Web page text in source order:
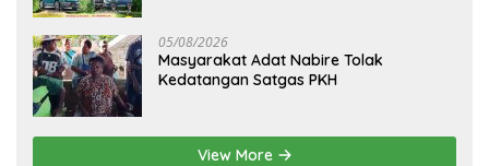
05/08/2026
Masyarakat Adat Nabire Tolak
Kedatangan Satgas PKH
View More